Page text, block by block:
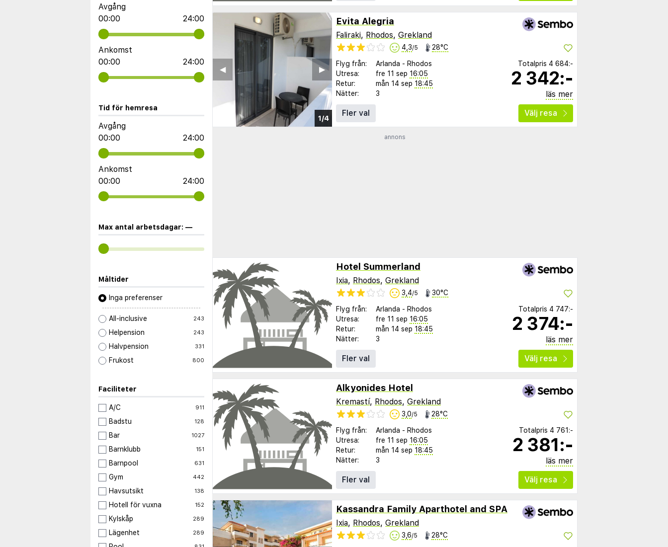
Avgång
00:00
24:00
Ankomst
00:00
24:00
Tid för hemresa
Avgång
00:00
24:00
Ankomst
00:00
24:00
Max antal arbetsdagar: —
Måltider
Inga preferenser
All-inclusive 243
Helpension 243
Halvpension 331
Frukost 800
Faciliteter
A/C 911
Badstu 128
Bar 1027
Barnklubb 151
Barnpool 631
Gym 442
Havsutsikt 138
Hotell för vuxna 152
Kylskåp 289
Lägenhet 289
1/4
▶︎
◀︎
Evita Alegria
Faliraki, Rhodos, Grekland
4,3/5 28°C
Flyg från: Arlanda - Rhodos
Utresa:
fre 11 sep 16:05
Retur:
mån 14 sep 18:45
Nätter:
3
Totalpris 4 684:-
2 342:-
läs mer
Fler val
Välj resa
annons
Hotel Summerland
Ixia, Rhodos, Grekland
3,4/5 30°C
Flyg från: Arlanda - Rhodos
Utresa:
fre 11 sep 16:05
Retur:
mån 14 sep 18:45
Nätter:
3
Totalpris 4 747:-
2 374:-
läs mer
Fler val
Välj resa
Alkyonides Hotel
Kremastí, Rhodos, Grekland
3,0/5 28°C
Flyg från: Arlanda - Rhodos
Utresa:
fre 11 sep 16:05
Retur:
mån 14 sep 18:45
Nätter:
3
Totalpris 4 761:-
2 381:-
läs mer
Fler val
Välj resa
Kassandra Family Aparthotel and SPA
Ixia, Rhodos, Grekland
3,6/5 28°C